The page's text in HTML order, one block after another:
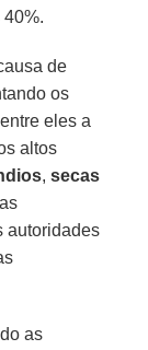
de
os
eles a
altos
,secas
autoridades
as